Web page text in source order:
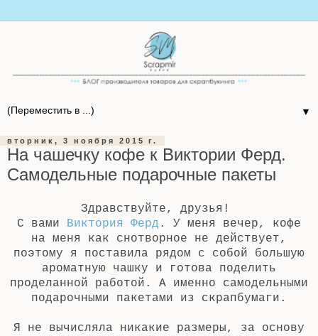
▼
вторник, 3 ноября 2015 г.
На чашечку кофе к Виктории Ферд.
Самодельные подарочные пакеты
Здравствуйте, друзья!
С вами Виктория Ферд . У меня вечер, кофе
на меня как снотворное не действует,
поэтому я поставила рядом с собой большую
ароматную чашку и готова поделить
проделанной работой. А именно самодельными
подарочными пакетами из скрапбумаги.
Я не вычисляла никакие размеры, за основу